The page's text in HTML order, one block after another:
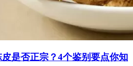
是否正宗？4个鉴别要点你知